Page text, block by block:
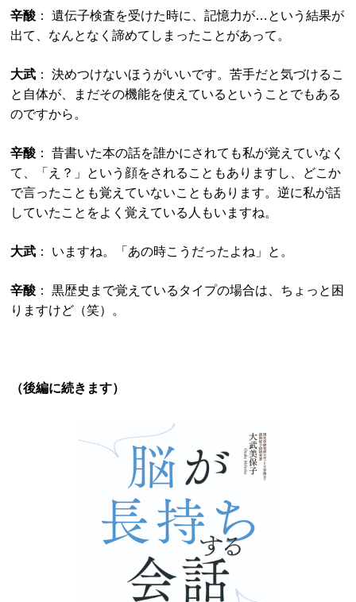
辛酸 ： 遺伝子検査を受けた時に、記憶力が…という結果が
出て、なんとなく諦めてしまったことがあって。
大武 ： 決めつけないほうがいいです。苦手だと気づけるこ
と自体が、まだその機能を使えているということでもある
のですから。
辛酸 ： 昔書いた本の話を誰かにされても私が覚えていなく
て、「え？」という顔をされることもありますし、どこか
で言ったことも覚えていないこともあります。逆に私が話
していたことをよく覚えている人もいますね。
大武 ： いますね。「あの時こうだったよね」と。
辛酸 ： 黒歴史まで覚えているタイプの場合は、ちょっと困
りますけど（笑）。
（後編に続きます）